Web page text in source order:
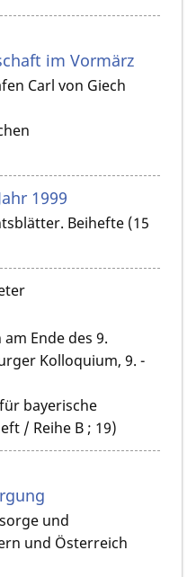
im Vormärz
Carl von Giech
1999
Beihefte (15
Ende des 9.
Kolloquium, 9. -
bayerische
/ Reihe B ; 19)
und
und Österreich